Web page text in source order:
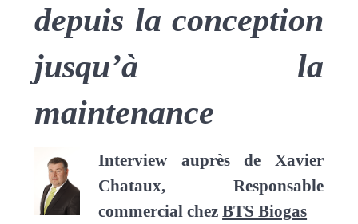
depuis la conception
jusqu’à la
maintenance
Interview auprès de Xavier
Chataux, Responsable
commercial chezBTS Biogas